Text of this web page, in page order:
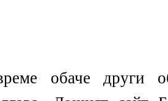
обаче други